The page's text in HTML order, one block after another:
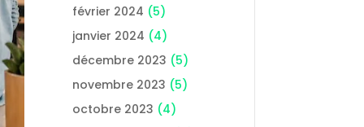
février 2024 (5)
janvier 2024 (4)
décembre 2023 (5)
novembre 2023 (5)
octobre 2023 (4)